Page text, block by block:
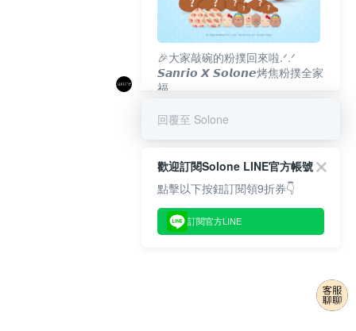
🎉大家敲碗的粉撲回來啦.ᐟ‪‪.ᐟ
𝙎𝙖𝙣𝙧𝙞𝙤 𝙓 𝙎𝙤𝙡𝙤𝙣𝙚烤焦粉撲全家
福
回覆至 Solone
歡迎訂閱Solone LINE官方帳號
點擊以下按鈕訂閱領9折券👇
訂閱官方LINE